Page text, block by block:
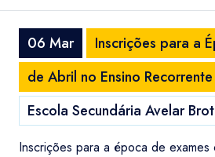
06 Mar
Inscrições para a
de Abril no Ensino Recorrente
Escola Secundária Avelar
Inscrições para a época de exames